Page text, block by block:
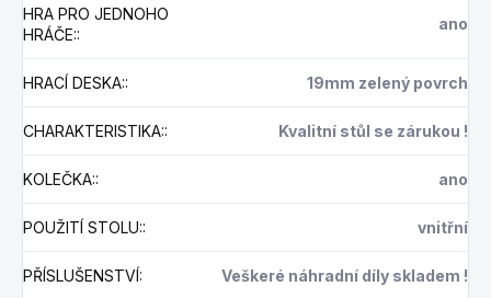
HRA PRO JEDNOHO
HRÁČE::
ano
HRACÍ DESKA:: 19mm zelený povrch
CHARAKTERISTIKA:: Kvalitní stůl se zárukou !
KOLEČKA:: ano
POUŽITÍ STOLU:: vnitřní
PŘÍSLUŠENSTVÍ: Veškeré náhradní díly skladem !